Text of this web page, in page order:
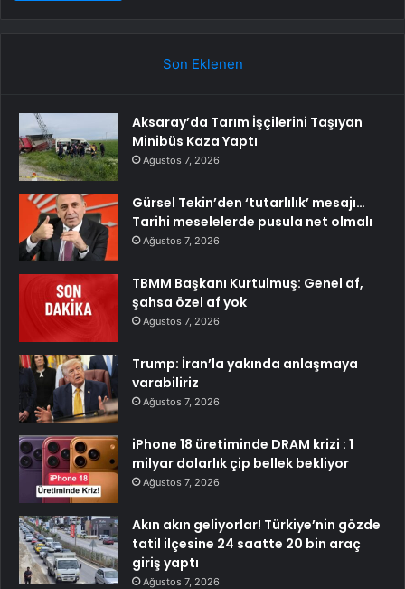
Son Eklenen
Aksaray’da Tarım İşçilerini Taşıyan
Minibüs Kaza Yaptı
Ağustos 7, 2026
Gürsel Tekin’den ‘tutarlılık’ mesajı…
Tarihi meselelerde pusula net olmalı
Ağustos 7, 2026
TBMM Başkanı Kurtulmuş: Genel af,
şahsa özel af yok
Ağustos 7, 2026
Trump: İran’la yakında anlaşmaya
varabiliriz
Ağustos 7, 2026
iPhone 18 üretiminde DRAM krizi : 1
milyar dolarlık çip bellek bekliyor
Ağustos 7, 2026
Akın akın geliyorlar! Türkiye’nin gözde
tatil ilçesine 24 saatte 20 bin araç
giriş yaptı
Ağustos 7, 2026